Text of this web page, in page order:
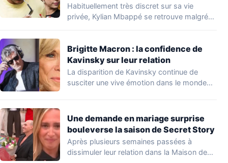
Habituellement très discret sur sa vie
privée, Kylian Mbappé se retrouve malgré
Brigitte Macron : la confidence de
Kavinsky sur leur relation
La disparition de Kavinsky continue de
susciter une vive émotion dans le monde
Une demande en mariage surprise
bouleverse la saison de Secret Story
Après plusieurs semaines passées à
dissimuler leur relation dans la Maison des